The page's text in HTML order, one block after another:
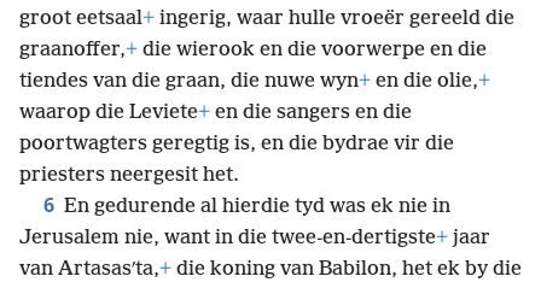
groot eetsaal+ ingerig, waar hulle vroeër gereeld die
graanoffer,+ die wierook en die voorwerpe en die
tiendes van die graan, die nuwe wyn+ en die olie,+
waarop die Leviete+ en die sangers en die
poortwagters geregtig is, en die bydrae vir die
priesters neergesit het.
6 En gedurende al hierdie tyd was ek nie in
Jerusalem nie, want in die twee-en-dertigste+ jaar
van Artasasʹta,+ die koning van Babilon, het ek by die